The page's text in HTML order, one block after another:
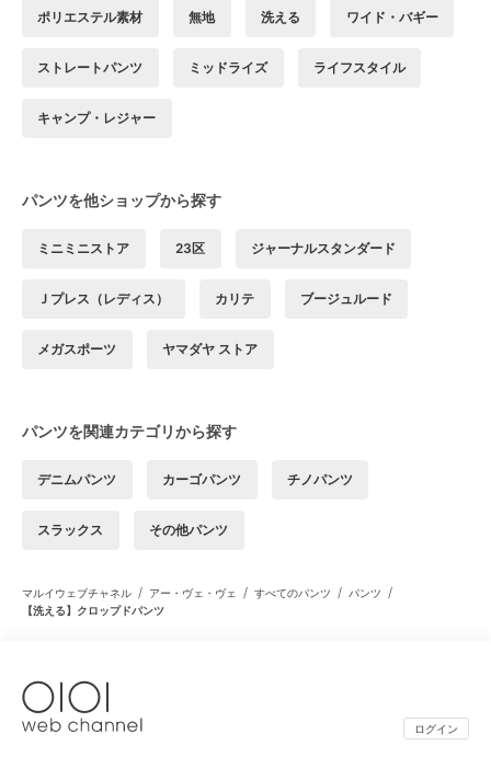
ポリエステル素材 無地 洗える ワイド・バギー
ストレートパンツ ミッドライズ ライフスタイル
キャンプ・レジャー
パンツを他ショップから探す
ミニミニストア 23区 ジャーナルスタンダード
Ｊプレス（レディス） カリテ ブージュルード
メガスポーツ ヤマダヤ ストア
パンツを関連カテゴリから探す
デニムパンツ カーゴパンツ チノパンツ
スラックス その他パンツ
マルイウェブチャネル / アー・ヴェ・ヴェ / すべてのパンツ / パンツ /
【洗える】クロップドパンツ
ログイン